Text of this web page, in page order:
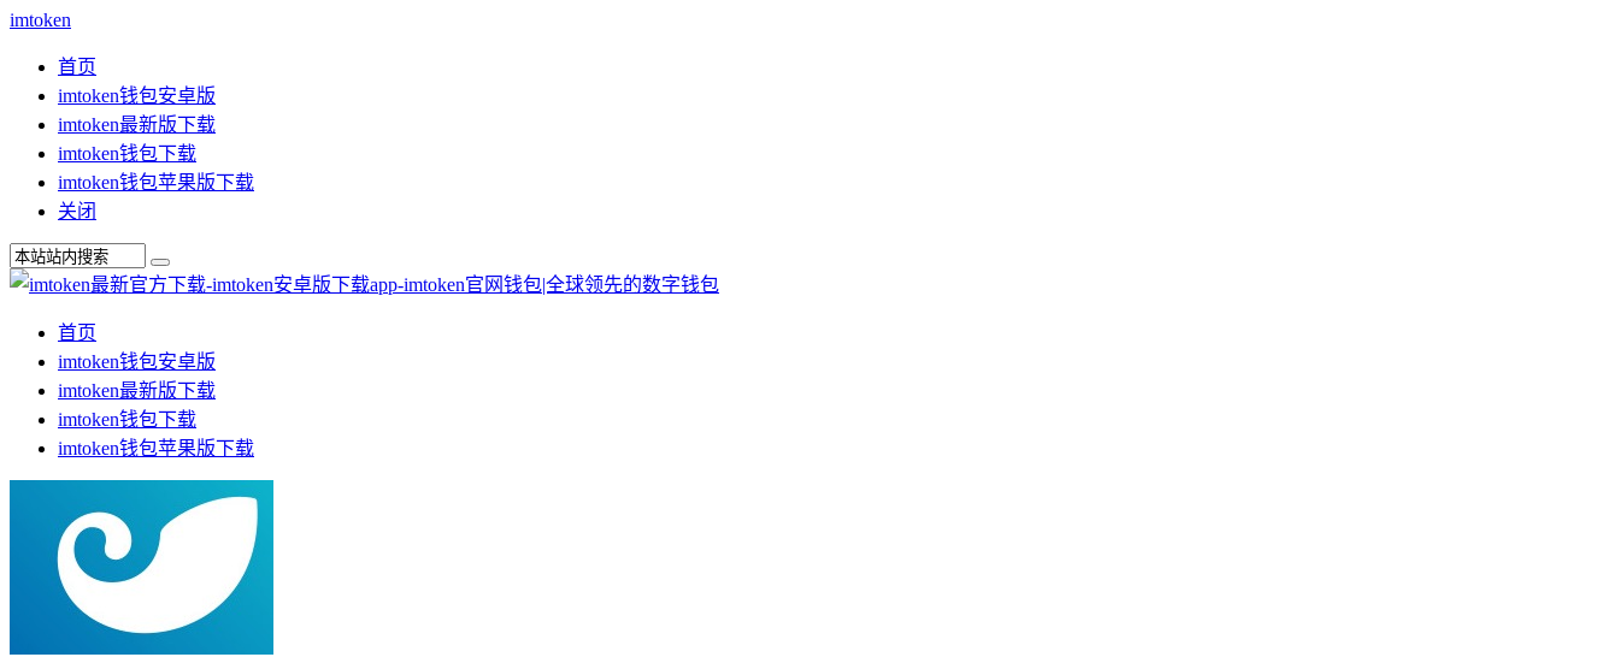
imtoken
首页
imtoken钱包安卓版
imtoken最新版下载
imtoken钱包下载
imtoken钱包苹果版下载
关闭
首页
imtoken钱包安卓版
imtoken最新版下载
imtoken钱包下载
imtoken钱包苹果版下载